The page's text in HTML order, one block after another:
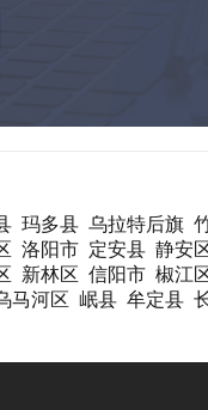
玛多县 乌拉特后旗
洛阳市 定安县 静安
新林区 信阳市 椒江
马河区 岷县 牟定县